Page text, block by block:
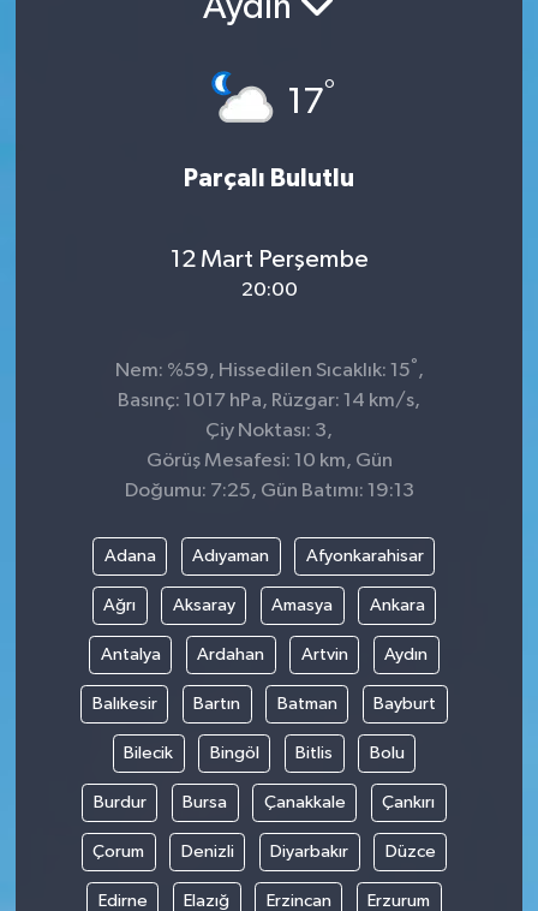
Aydın
17°
Parçalı Bulutlu
12 Mart Perşembe
20:00
Nem: %59, Hissedilen Sıcaklık: 15° ,
Basınç: 1017 hPa, Rüzgar: 14 km/s,
Çiy Noktası: 3,
Görüş Mesafesi: 10 km, Gün
Doğumu: 7:25, Gün Batımı: 19:13
Adana Adıyaman Afyonkarahisar
Ağrı Aksaray Amasya Ankara
Antalya Ardahan Artvin Aydın
Balıkesir Bartın Batman Bayburt
Bilecik Bingöl Bitlis Bolu
Burdur Bursa Çanakkale Çankırı
Çorum Denizli Diyarbakır Düzce
Edirne Elazığ Erzincan Erzurum